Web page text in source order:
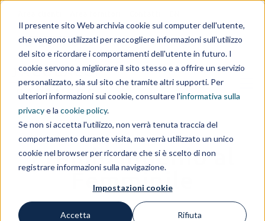
Il presente sito Web archivia cookie sul computer dell'utente,
che vengono utilizzati per raccogliere informazioni sull'utilizzo
del sito e ricordare i comportamenti dell'utente in futuro. I
cookie servono a migliorare il sito stesso e a offrire un servizio
personalizzato, sia sul sito che tramite altri supporti. Per
ulteriori informazioni sui cookie, consultare l'informativa sulla
privacye la cookie policy.
Se non si accetta l'utilizzo, non verrà tenuta traccia del
comportamento durante visita, ma verrà utilizzato un unico
cookie nel browser per ricordare che si è scelto di non
registrare informazioni sulla navigazione.
Impostazioni cookie
Accetta Rifiuta
IL GRUPPO
Premio Ingenio al
Femminile